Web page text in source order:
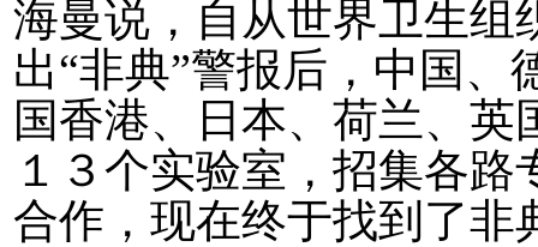
海曼说，自从世界卫生组
出“非典”警报后，中国
国香港、日本、荷兰、
１３个实验室，招集各
合作，现在终于找到了非